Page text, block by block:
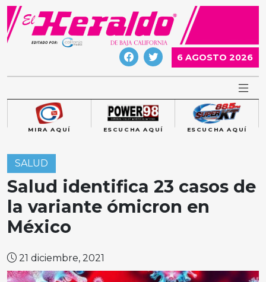
Skip
content
6 AGOSTO 2026
MIRA AQUÍ ESCUCHA AQUÍ ESCUCHA AQUÍ
SALUD
Salud identifica 23 casos de
la variante ómicron en
México
21 diciembre, 2021